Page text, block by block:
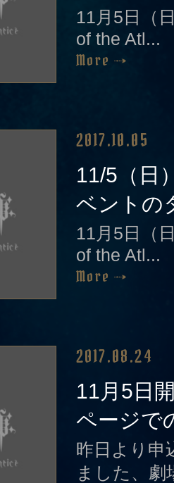
11月5日（
of the Atl...
More
2017.10.05
11/5（日
ベントの
11月5日（
of the Atl...
More
2017.08.24
11月5日
ページで
昨日より申
ました、劇